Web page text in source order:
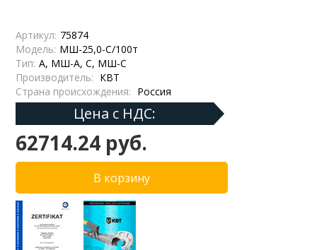
Артикул: 75874
Модель: МШ-25,0-С/100т
Тип: А, МШ-А, С, МШ-С
Производитель: КВТ
Страна происхождения: Россия
Цена с НДС:
62714.24 руб.